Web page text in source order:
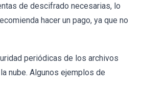
de descifrado necesarias, lo
hacer un pago, ya que no
periódicas de los archivos
nube. Algunos ejemplos de